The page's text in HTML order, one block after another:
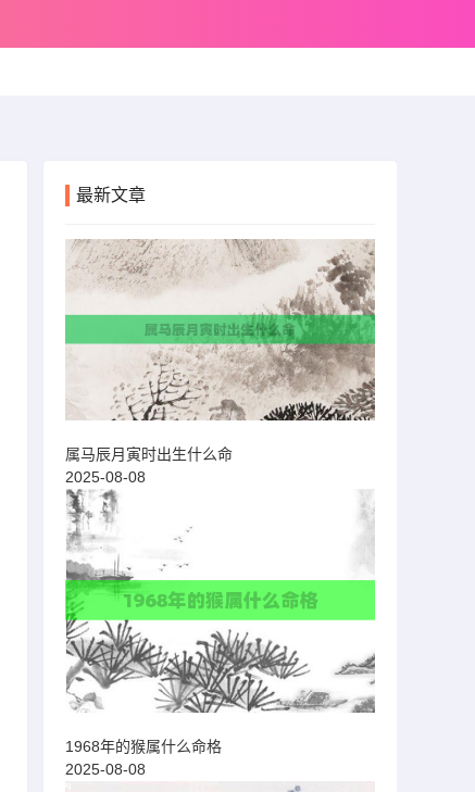
最新文章
属马辰月寅时出生什么命
2025-08-08
1968年的猴属什么命格
2025-08-08